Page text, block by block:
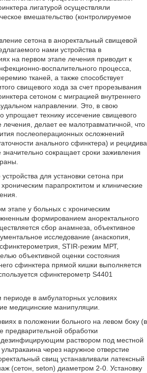
лигатурой осуществляли
вмешательство (контролируемое
сетона в аноректальный свищевой
нами устройства в
на первом этапе лечения приводит к
воспалительного процесса,
тканей, а также способствует
свищевого хода за счет прорезывания
сетоном с миграцией внутреннего
направлении. Это, в свою
упрощает технику иссечение свищевого
лечения, делает ее малотравматичной, что
послеоперационных осложнений
анального сфинктера) и рецидива
сокращает сроки заживления
для установки сетона при
парапроктитом и клинические
этапе у больных с хроническим
формированием аноректального
сбор анамнеза, объективное
исследование (анаскопия,
STIR-режим МРТ,
объективной оценки состояния
сфинктера прямой кишки выполняется
сфинктерометр S4401
в амбулаторных условиях
медицинские манипуляции.
в положении больного на левом боку (в
предварительной обработки
раствором под местной
через наружное отверстие
свищ устанавливали латексный
(сетон, seton) диаметром 2-0. Установку